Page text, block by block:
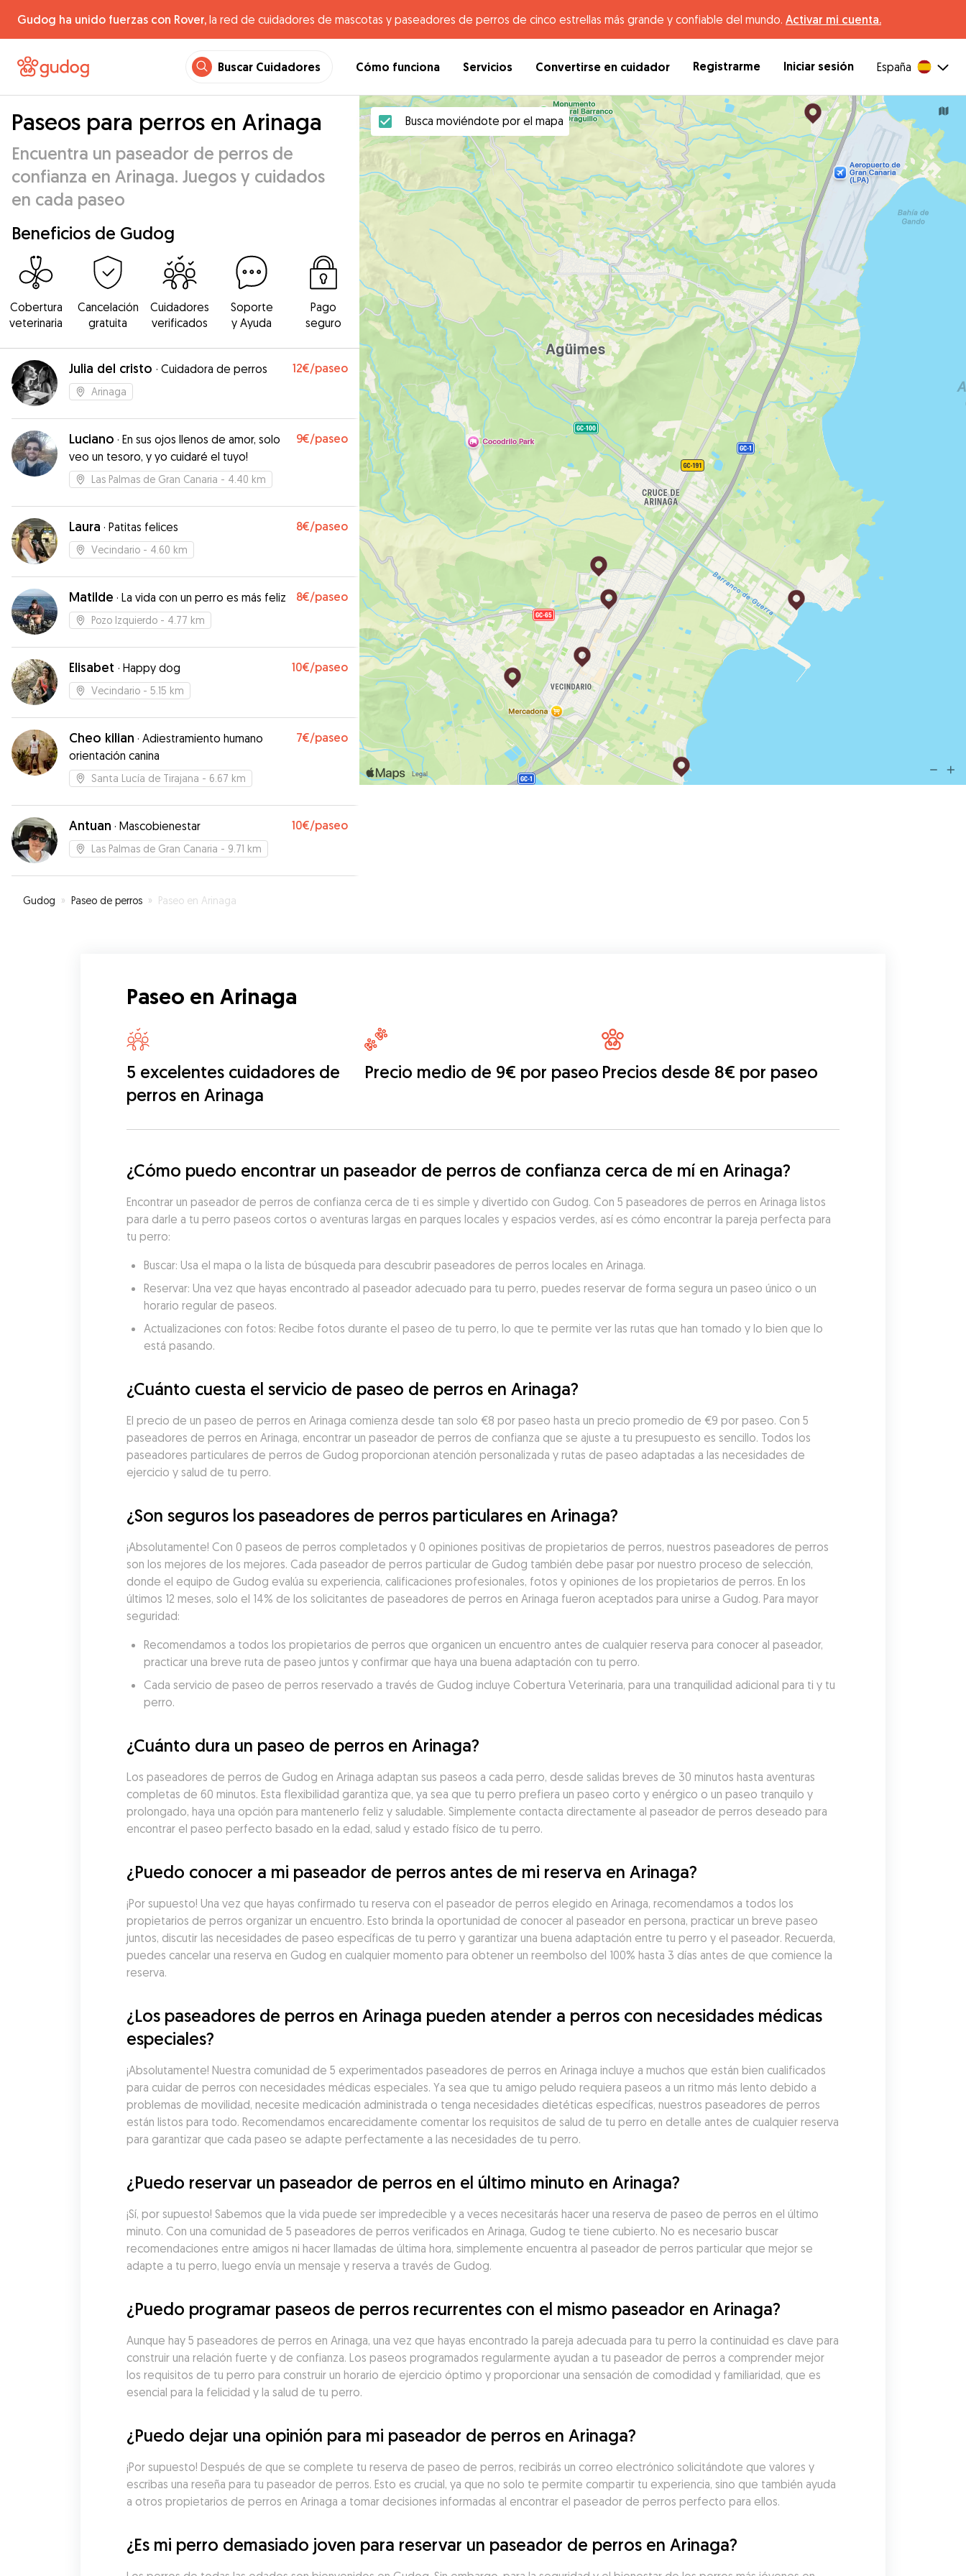
Gudog ha unido fuerzas con Rover, la red de cuidadores de mascotas y paseadores de perros de cinco estrellas más grande y confiable del mundo. Activar mi cuenta.
Buscar Cuidadores Cómo funciona Servicios Convertirse en cuidador Registrarme Iniciar sesión España
Paseos para perros en Arinaga
Encuentra un paseador de perros de
confianza en Arinaga. Juegos y cuidados
en cada paseo
Beneficios de Gudog
Cobertura
veterinaria
Cancelación
gratuita
Cuidadores
verificados
Soporte
y Ayuda
Pago
seguro
Julia del cristo · Cuidadora de perros 12€/paseo
Arinaga
Luciano · En sus ojos llenos de amor, solo
veo un tesoro, y yo cuidaré el tuyo!
9€/paseo
Las Palmas de Gran Canaria - 4.40 km
Laura · Patitas felices 8€/paseo
Vecindario - 4.60 km
Matilde · La vida con un perro es más feliz 8€/paseo
Pozo Izquierdo - 4.77 km
Elisabet · Happy dog 10€/paseo
Vecindario - 5.15 km
Cheo kilian · Adiestramiento humano
orientación canina
7€/paseo
Santa Lucía de Tirajana - 6.67 km
Antuan · Mascobienestar 10€/paseo
Las Palmas de Gran Canaria - 9.71 km
Gudog » Paseo de perros » Paseo en Arinaga
Busca moviéndote por el mapa
Paseo en Arinaga
5 excelentes cuidadores de
perros en Arinaga
Precio medio de 9€ por paseo Precios desde 8€ por paseo
¿Cómo puedo encontrar un paseador de perros de confianza cerca de mí en Arinaga?
Encontrar un paseador de perros de confianza cerca de ti es simple y divertido con Gudog. Con 5 paseadores de perros en Arinaga listos
para darle a tu perro paseos cortos o aventuras largas en parques locales y espacios verdes, así es cómo encontrar la pareja perfecta para
tu perro:
Buscar: Usa el mapa o la lista de búsqueda para descubrir paseadores de perros locales en Arinaga.
Reservar: Una vez que hayas encontrado al paseador adecuado para tu perro, puedes reservar de forma segura un paseo único o un
horario regular de paseos.
Actualizaciones con fotos: Recibe fotos durante el paseo de tu perro, lo que te permite ver las rutas que han tomado y lo bien que lo
está pasando.
¿Cuánto cuesta el servicio de paseo de perros en Arinaga?
El precio de un paseo de perros en Arinaga comienza desde tan solo €8 por paseo hasta un precio promedio de €9 por paseo. Con 5
paseadores de perros en Arinaga, encontrar un paseador de perros de confianza que se ajuste a tu presupuesto es sencillo. Todos los
paseadores particulares de perros de Gudog proporcionan atención personalizada y rutas de paseo adaptadas a las necesidades de
ejercicio y salud de tu perro.
¿Son seguros los paseadores de perros particulares en Arinaga?
¡Absolutamente! Con 0 paseos de perros completados y 0 opiniones positivas de propietarios de perros, nuestros paseadores de perros
son los mejores de los mejores. Cada paseador de perros particular de Gudog también debe pasar por nuestro proceso de selección,
donde el equipo de Gudog evalúa su experiencia, calificaciones profesionales, fotos y opiniones de los propietarios de perros. En los
últimos 12 meses, solo el 14% de los solicitantes de paseadores de perros en Arinaga fueron aceptados para unirse a Gudog. Para mayor
seguridad:
Recomendamos a todos los propietarios de perros que organicen un encuentro antes de cualquier reserva para conocer al paseador,
practicar una breve ruta de paseo juntos y confirmar que haya una buena adaptación con tu perro.
Cada servicio de paseo de perros reservado a través de Gudog incluye Cobertura Veterinaria, para una tranquilidad adicional para ti y tu
perro.
¿Cuánto dura un paseo de perros en Arinaga?
Los paseadores de perros de Gudog en Arinaga adaptan sus paseos a cada perro, desde salidas breves de 30 minutos hasta aventuras
completas de 60 minutos. Esta flexibilidad garantiza que, ya sea que tu perro prefiera un paseo corto y enérgico o un paseo tranquilo y
prolongado, haya una opción para mantenerlo feliz y saludable. Simplemente contacta directamente al paseador de perros deseado para
encontrar el paseo perfecto basado en la edad, salud y estado físico de tu perro.
¿Puedo conocer a mi paseador de perros antes de mi reserva en Arinaga?
¡Por supuesto! Una vez que hayas confirmado tu reserva con el paseador de perros elegido en Arinaga, recomendamos a todos los
propietarios de perros organizar un encuentro. Esto brinda la oportunidad de conocer al paseador en persona, practicar un breve paseo
juntos, discutir las necesidades de paseo específicas de tu perro y garantizar una buena adaptación entre tu perro y el paseador. Recuerda,
puedes cancelar una reserva en Gudog en cualquier momento para obtener un reembolso del 100% hasta 3 días antes de que comience la
reserva.
¿Los paseadores de perros en Arinaga pueden atender a perros con necesidades médicas
especiales?
¡Absolutamente! Nuestra comunidad de 5 experimentados paseadores de perros en Arinaga incluye a muchos que están bien cualificados
para cuidar de perros con necesidades médicas especiales. Ya sea que tu amigo peludo requiera paseos a un ritmo más lento debido a
problemas de movilidad, necesite medicación administrada o tenga necesidades dietéticas específicas, nuestros paseadores de perros
están listos para todo. Recomendamos encarecidamente comentar los requisitos de salud de tu perro en detalle antes de cualquier reserva
para garantizar que cada paseo se adapte perfectamente a las necesidades de tu perro.
¿Puedo reservar un paseador de perros en el último minuto en Arinaga?
¡Sí, por supuesto! Sabemos que la vida puede ser impredecible y a veces necesitarás hacer una reserva de paseo de perros en el último
minuto. Con una comunidad de 5 paseadores de perros verificados en Arinaga, Gudog te tiene cubierto. No es necesario buscar
recomendaciones entre amigos ni hacer llamadas de última hora, simplemente encuentra al paseador de perros particular que mejor se
adapte a tu perro, luego envía un mensaje y reserva a través de Gudog.
¿Puedo programar paseos de perros recurrentes con el mismo paseador en Arinaga?
Aunque hay 5 paseadores de perros en Arinaga, una vez que hayas encontrado la pareja adecuada para tu perro la continuidad es clave para
construir una relación fuerte y de confianza. Los paseos programados regularmente ayudan a tu paseador de perros a comprender mejor
los requisitos de tu perro para construir un horario de ejercicio óptimo y proporcionar una sensación de comodidad y familiaridad, que es
esencial para la felicidad y la salud de tu perro.
¿Puedo dejar una opinión para mi paseador de perros en Arinaga?
¡Por supuesto! Después de que se complete tu reserva de paseo de perros, recibirás un correo electrónico solicitándote que valores y
escribas una reseña para tu paseador de perros. Esto es crucial, ya que no solo te permite compartir tu experiencia, sino que también ayuda
a otros propietarios de perros en Arinaga a tomar decisiones informadas al encontrar el paseador de perros perfecto para ellos.
¿Es mi perro demasiado joven para reservar un paseador de perros en Arinaga?